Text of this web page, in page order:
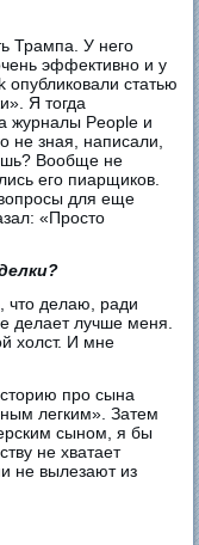
Трампа. У него
эффективно и у
статью
Я тогда
журналы People и
не зная, написали,
Вообще не
его пиарщиков.
для еще
«Просто
что делаю, ради
делает лучше меня.
холст. И мне
про сына
легким». Затем
сыном, я бы
не хватает
не вылезают из